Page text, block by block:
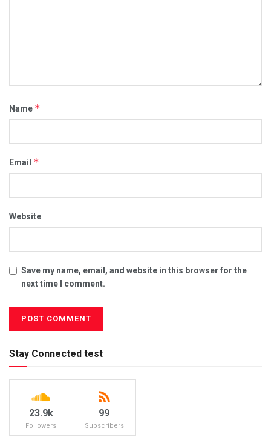
Name *
Email *
Website
Save my name, email, and website in this browser for the
next time I comment.
Stay Connected test
23.9k
Followers
99
Subscribers